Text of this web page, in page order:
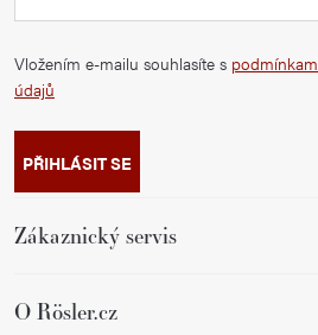
Vložením e-mailu souhlasíte s
údajů
PŘIHLÁSIT SE
Zákaznický servis
O Rösler.cz